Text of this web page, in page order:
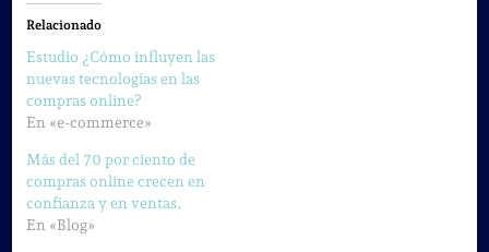
Relacionado
Estudio ¿Cómo influyen las
nuevas tecnologías en las
compras online?
En «e-commerce»
Más del 70 por ciento de
compras online crecen en
confianza y en ventas.
En «Blog»